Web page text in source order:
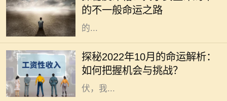
的不一般命运之路
反命格是指与传统命局形成鲜明对照
的...
探秘2022年10月的命运解析：
如何把握机会与挑战？
在瞬息万变的时代，掌握运势的变迁
对我们的生活、工作和人际关系都有
着不可忽视的影响。2022年10月，
正值秋季的深处，各种能量此起彼
伏，我...
在我们的人生旅途中，命格的好坏常